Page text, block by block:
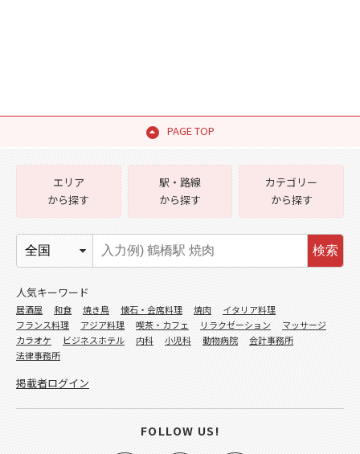
PAGE TOP
エリア
から探す
駅・路線
から探す
カテゴリー
から探す
検索
人気キーワード
居酒屋 和食 焼き鳥 懐石・会席料理 焼肉
イタリア料理
フランス料理
アジア料理 喫茶・カフェ リラクゼーション
マッサージ
カラオケ
ビジネスホテル 内科 小児科 動物病院
会計事務所
法律事務所
掲載者ログイン
FOLLOW US!